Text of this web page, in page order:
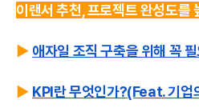
이랜서 추천, 프로젝트 완성도를
▶️ 애자일 조직 구축을 위해 꼭
▶️ KPI란 무엇인가?(Feat. 기업